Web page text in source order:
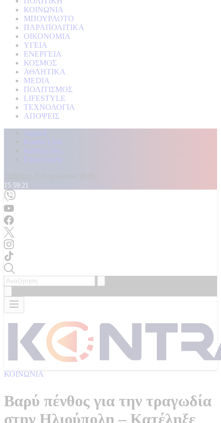
ΚΟΙΝΩΝΙΑ
ΜΠΟΥΡΛΟΤΟ
ΠΑΡΑΠΟΛΙΤΙΚΑ
ΟΙΚΟΝΟΜΙΑ
ΥΓΕΙΑ
ΕΝΕΡΓΕΙΑ
ΚΟΣΜΟΣ
ΑΘΛΗΤΙΚΑ
MEDIA
ΠΟΛΙΤΙΣΜΟΣ
LIFESTYLE
ΤΕΧΝΟΛΟΓΙΑ
ΑΠΟΨΕΙΣ
Αρχική
Kontra Live
Καταγγελίες
Επικοινωνία
15:59:23
ΚΟΙΝΩΝΙΑ
Βαρύ πένθος για την τραγωδία
στην Ηλιούπολη – Κατέληξε